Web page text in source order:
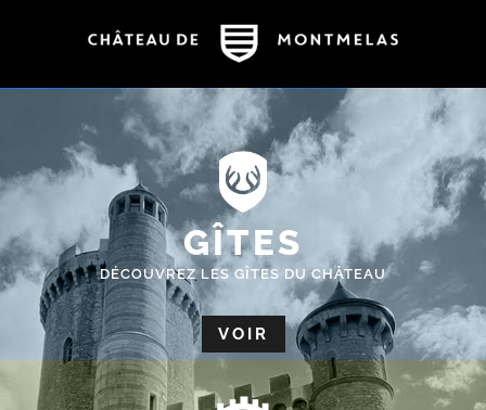
GÎTES
DÉCOUVREZ LES GÎTES DU CHÂTEAU
VOIR